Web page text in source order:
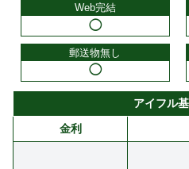
Web完結
◯
郵送物無し
◯
アイフル
金利